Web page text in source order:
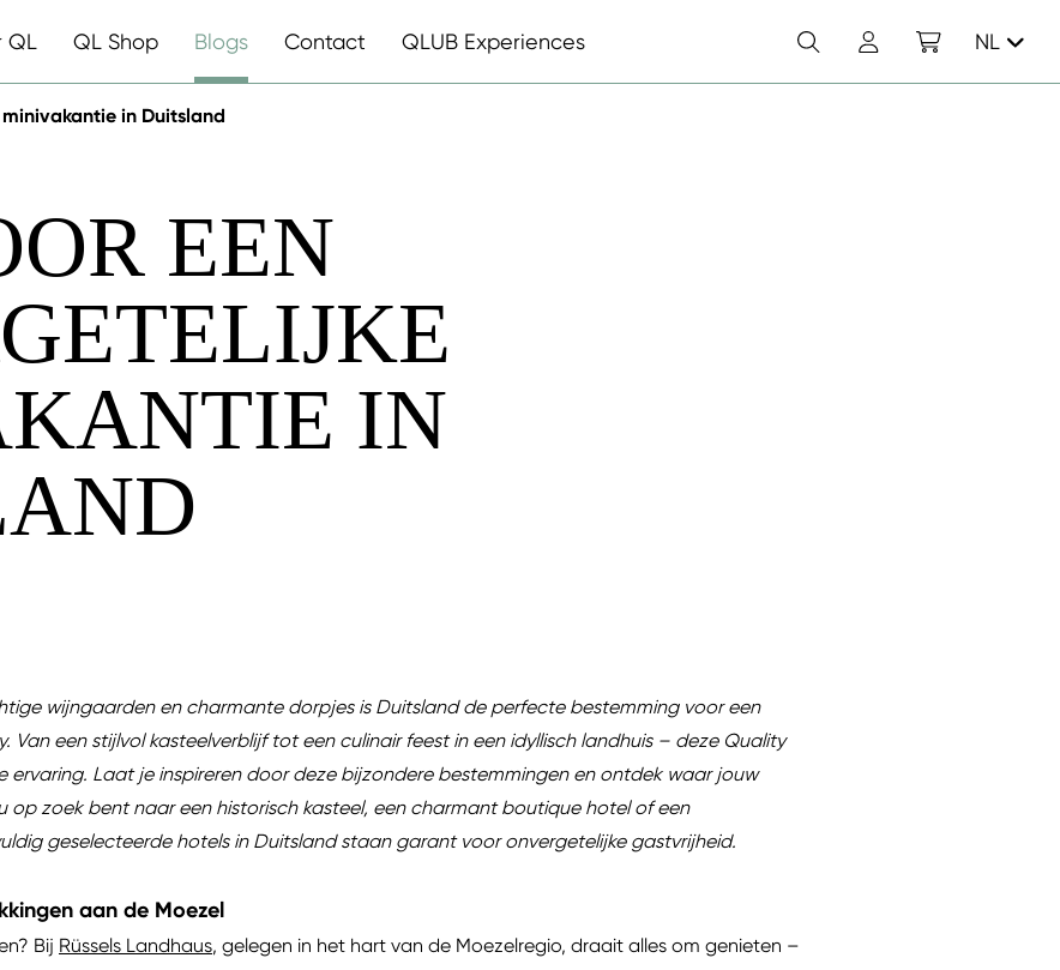
QL QL Shop Blogs Contact QLUB Experiences NL
in Duitsland
EEN
IN
wijngaarden en charmante dorpjes is Duitsland de perfecte bestemming voor een
Van een stijlvol kasteelverblijf tot een culinair feest in een idyllisch landhuis – deze Quality
ervaring. Laat je inspireren door deze bijzondere bestemmingen en ontdek waar jouw
op zoek bent naar een historisch kasteel, een charmant boutique hotel of een
geselecteerde hotels in Duitsland staan garant voor onvergetelijke gastvrijheid.
aan de Moezel
Bij Rüssels Landhaus, gelegen in het hart van de Moezelregio, draait alles om genieten –